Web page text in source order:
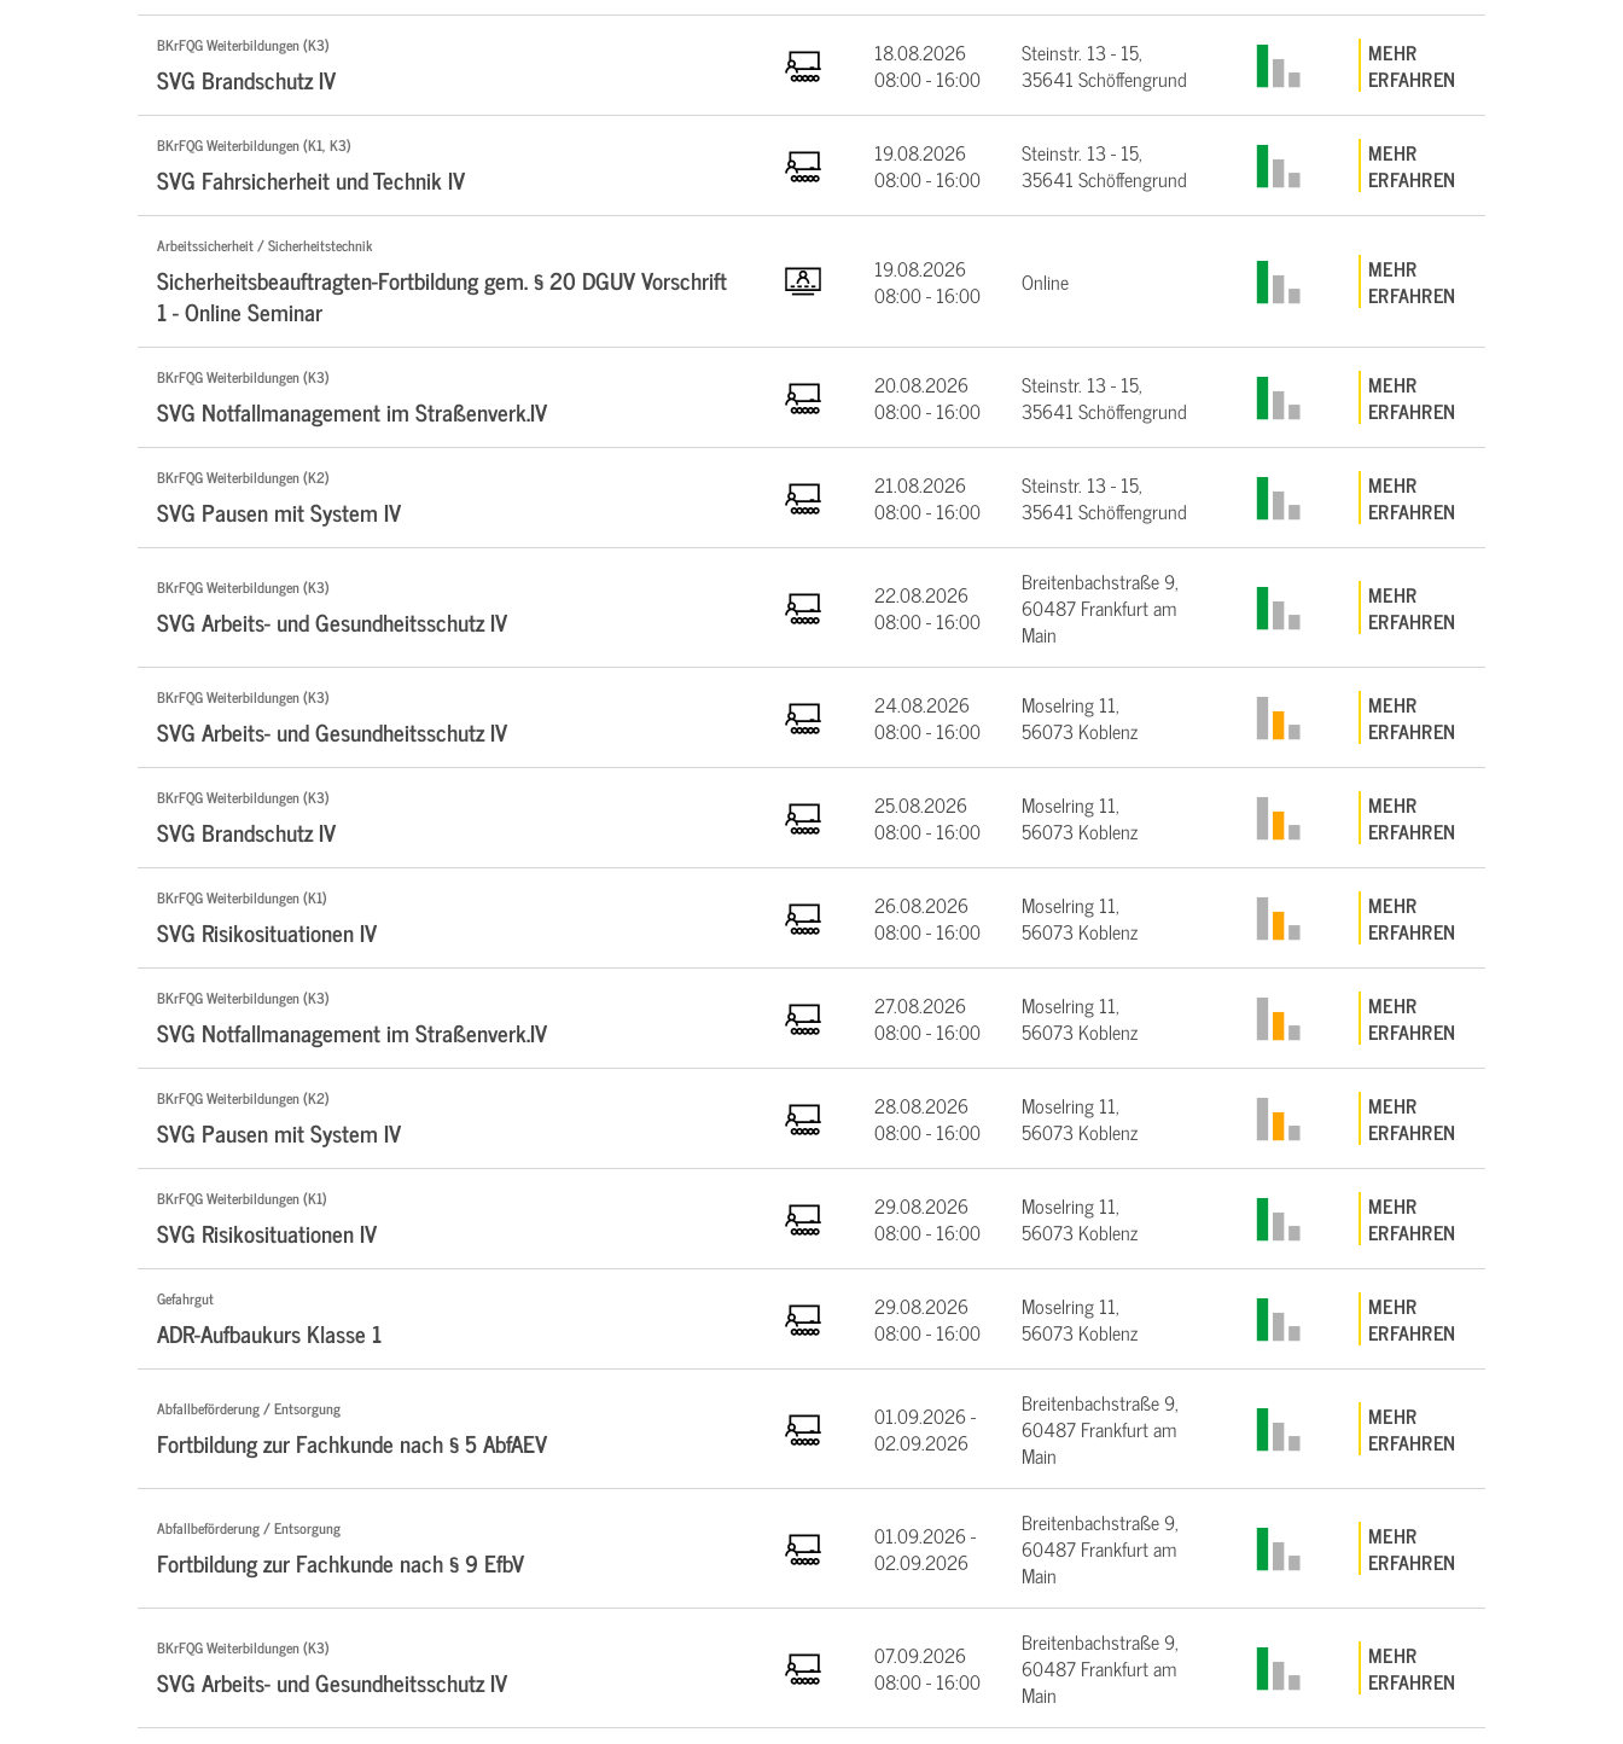
BKrFQG Weiterbildungen (K3)
SVG Brandschutz IV
18.08.2026
08:00 - 16:00
Steinstr. 13 - 15,
35641 Schöffengrund
MEHR
ERFAHREN
BKrFQG Weiterbildungen (K1, K3)
SVG Fahrsicherheit und Technik IV
19.08.2026
08:00 - 16:00
Steinstr. 13 - 15,
35641 Schöffengrund
MEHR
ERFAHREN
Arbeitssicherheit / Sicherheitstechnik
Sicherheitsbeauftragten-Fortbildung gem. § 20 DGUV Vorschrift
1 - Online Seminar
19.08.2026
08:00 - 16:00
Online
MEHR
ERFAHREN
BKrFQG Weiterbildungen (K3)
SVG Notfallmanagement im Straßenverk.IV
20.08.2026
08:00 - 16:00
Steinstr. 13 - 15,
35641 Schöffengrund
MEHR
ERFAHREN
BKrFQG Weiterbildungen (K2)
SVG Pausen mit System IV
21.08.2026
08:00 - 16:00
Steinstr. 13 - 15,
35641 Schöffengrund
MEHR
ERFAHREN
BKrFQG Weiterbildungen (K3)
SVG Arbeits- und Gesundheitsschutz IV
22.08.2026
08:00 - 16:00
Breitenbachstraße 9,
60487 Frankfurt am
Main
MEHR
ERFAHREN
BKrFQG Weiterbildungen (K3)
SVG Arbeits- und Gesundheitsschutz IV
24.08.2026
08:00 - 16:00
Moselring 11,
56073 Koblenz
MEHR
ERFAHREN
BKrFQG Weiterbildungen (K3)
SVG Brandschutz IV
25.08.2026
08:00 - 16:00
Moselring 11,
56073 Koblenz
MEHR
ERFAHREN
BKrFQG Weiterbildungen (K1)
SVG Risikosituationen IV
26.08.2026
08:00 - 16:00
Moselring 11,
56073 Koblenz
MEHR
ERFAHREN
BKrFQG Weiterbildungen (K3)
SVG Notfallmanagement im Straßenverk.IV
27.08.2026
08:00 - 16:00
Moselring 11,
56073 Koblenz
MEHR
ERFAHREN
BKrFQG Weiterbildungen (K2)
SVG Pausen mit System IV
28.08.2026
08:00 - 16:00
Moselring 11,
56073 Koblenz
MEHR
ERFAHREN
BKrFQG Weiterbildungen (K1)
SVG Risikosituationen IV
29.08.2026
08:00 - 16:00
Moselring 11,
56073 Koblenz
MEHR
ERFAHREN
Gefahrgut
ADR-Aufbaukurs Klasse 1
29.08.2026
08:00 - 16:00
Moselring 11,
56073 Koblenz
MEHR
ERFAHREN
Abfallbeförderung / Entsorgung
Fortbildung zur Fachkunde nach § 5 AbfAEV
01.09.2026 -
02.09.2026
Breitenbachstraße 9,
60487 Frankfurt am
Main
MEHR
ERFAHREN
Abfallbeförderung / Entsorgung
Fortbildung zur Fachkunde nach § 9 EfbV
01.09.2026 -
02.09.2026
Breitenbachstraße 9,
60487 Frankfurt am
Main
MEHR
ERFAHREN
BKrFQG Weiterbildungen (K3)
SVG Arbeits- und Gesundheitsschutz IV
07.09.2026
08:00 - 16:00
Breitenbachstraße 9,
60487 Frankfurt am
Main
MEHR
ERFAHREN